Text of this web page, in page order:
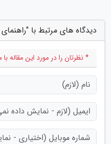
دیدگاه های مرتبط با
* نظرتان را در مورد این مقاله با